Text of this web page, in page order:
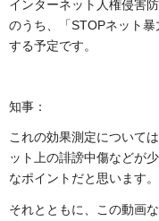
インターネット人権侵害
のうち、「STOPネット
する予定です。
知事：
これの効果測定について
ット上の誹謗中傷などが
なポイントだと思います。
それとともに、この動画